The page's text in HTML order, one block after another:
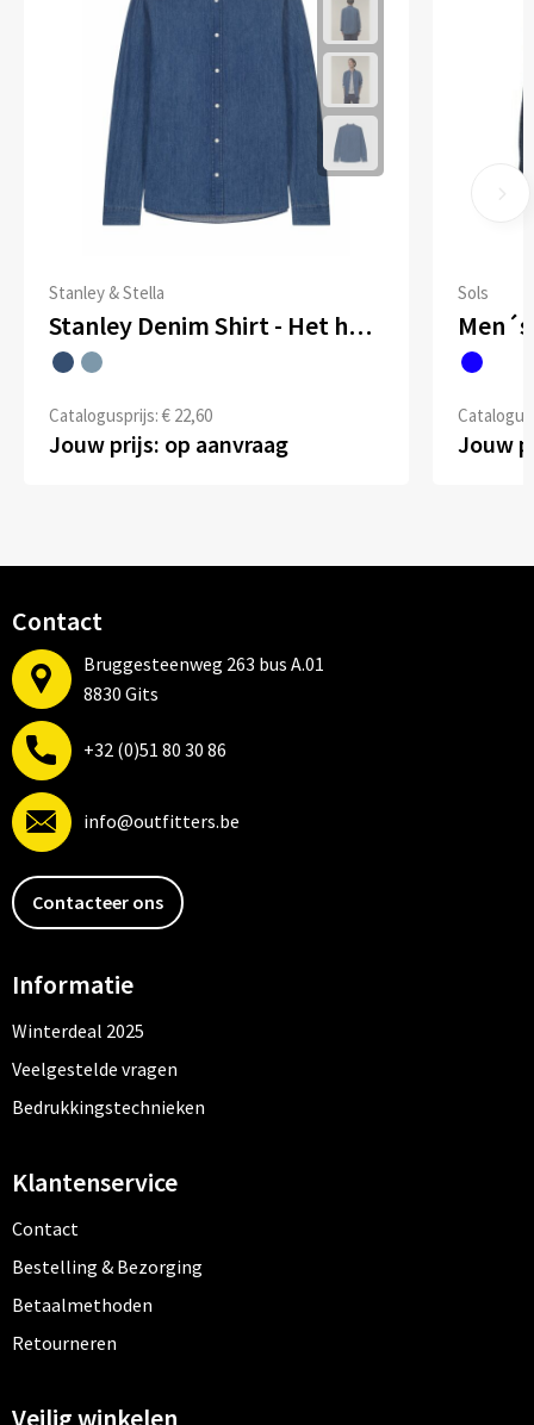
Stanley & Stella
Stanley Denim Shirt - Het heren overhemd van denim
Catalogusprijs: € 22,60
Jouw prijs: op aanvraag
Sols
Jouw
Contact
Bruggesteenweg 263 bus A.01
8830 Gits
+32 (0)51 80 30 86
info@outfitters.be
Contacteer ons
Informatie
Winterdeal 2025
Veelgestelde vragen
Bedrukkingstechnieken
Klantenservice
Contact
Bestelling & Bezorging
Betaalmethoden
Retourneren
Veilig winkelen